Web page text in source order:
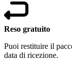
Reso gratuito
Puoi restituire il
data di ricezione.